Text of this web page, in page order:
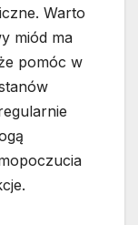
Warto
miód ma
pomóc w